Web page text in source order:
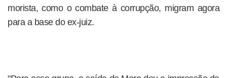
morista, como o combate à corrupção, migram agora
para a base do ex-juiz.